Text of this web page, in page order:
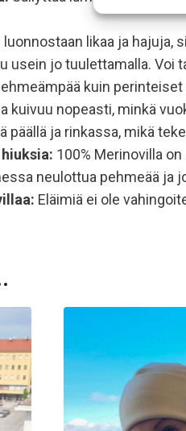
luonnostaan likaa ja hajuja,
usein jo tuulettamalla. Voi
kuin
kuivuu nopeasti, minkä
päällä ja rinkassa, mikä
100% Merinovilla
neulottua pehmeää ja
Eläimiä ei ole